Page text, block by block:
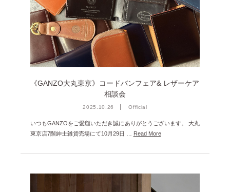
2025年2月 [5]
2025年1月 [1]
2024年12月 [2]
2024年11月 [5]
2024年10月 [5]
2024年7月 [6]
2024年6月 [4]
2024年4月 [3]
《GANZO大丸東京》コードバンフェア& レザーケア
相談会
2025.10.26 Official
いつもGANZOをご愛顧いただき誠にありがとうございます。 大丸
東京店7階紳士雑貨売場にて10月29日 … Read More